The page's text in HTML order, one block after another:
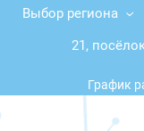
Выбор региона
21,
График